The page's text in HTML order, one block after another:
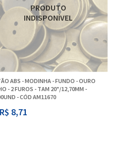
ABS - MODINHA - FUNDO - OURO
- 2 FUROS - TAM 20"/12,70MM -
- CÓD AM11670
R$ 8,71